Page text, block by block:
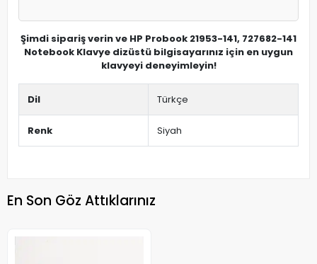
Şimdi sipariş verin ve HP Probook 21953-141, 727682-141
Notebook Klavye dizüstü bilgisayarınız için en uygun
klavyeyi deneyimleyin!
Dil Türkçe
Renk Siyah
En Son Göz Attıklarınız